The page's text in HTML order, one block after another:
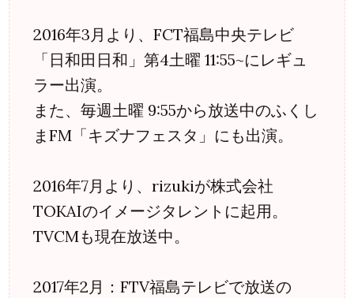
2016年3月より、FCT福島中央テレビ
「日和田日和」第4土曜 11:55~にレギュ
ラー出演。
また、毎週土曜 9:55から放送中のふくし
まFM「キズナフェスタ」にも出演。
2016年7月より、rizukiが株式会社
TOKAIのイメージタレントに起用。
TVCMも現在放送中。
2017年2月：FTV福島テレビで放送の